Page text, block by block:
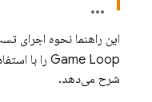
Game Loop را با استفاده از
شرح می‌دهد.